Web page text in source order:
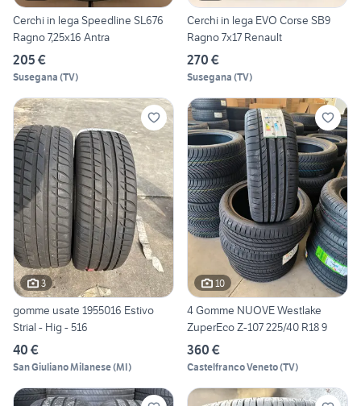
Cerchi in lega Speedline SL676
Ragno 7,25x16 Antra
205 €
Susegana (TV)
Cerchi in lega EVO Corse SB9
Ragno 7x17 Renault
270 €
Susegana (TV)
3
gomme usate 1955016 Estivo
Strial - Hig - 516
40 €
San Giuliano Milanese(MI)
10
4 Gomme NUOVE Westlake
ZuperEco Z-107 225/40 R18 9
360 €
Castelfranco Veneto(TV)